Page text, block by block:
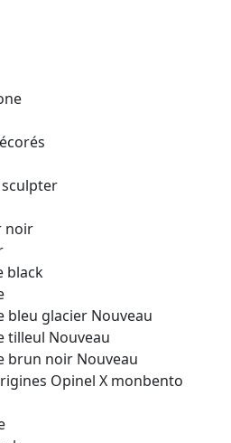
noir
black
bleu glacier Nouveau
tilleul Nouveau
brun noir Nouveau
Opinel X monbento